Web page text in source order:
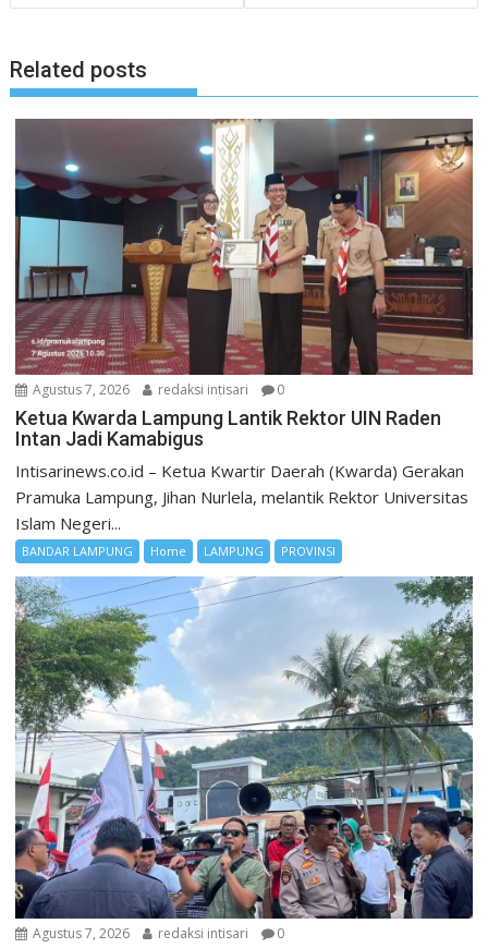
Related posts
Agustus 7, 2026 redaksi intisari 0
Ketua Kwarda Lampung Lantik Rektor UIN Raden
Intan Jadi Kamabigus
Intisarinews.co.id – Ketua Kwartir Daerah (Kwarda) Gerakan
Pramuka Lampung, Jihan Nurlela, melantik Rektor Universitas
Islam Negeri...
BANDAR LAMPUNG Home LAMPUNG PROVINSI
Agustus 7, 2026 redaksi intisari 0